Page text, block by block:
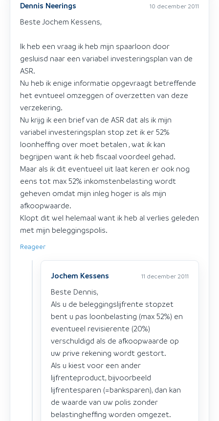
Dennis Neerings 10 december 2011
Beste Jochem Kessens,
Ik heb een vraag ik heb mijn spaarloon door
gesluisd naar een variabel investeringsplan van de
ASR.
Nu heb ik enige informatie opgevraagt betreffende
het evntueel omzeggen of overzetten van deze
verzekering.
Nu krijg ik een brief van de ASR dat als ik mijn
variabel investeringsplan stop zet ik er 52%
loonheffing over moet betalen , wat ik kan
begrijpen want ik heb fiscaal voordeel gehad.
Maar als ik dit eventueel uit laat keren er ook nog
eens tot max 52% inkomstenbelasting wordt
geheven omdat mijn inleg hoger is als mijn
afkoopwaarde.
Klopt dit wel helemaal want ik heb al verlies geleden
met mijn beleggingspolis.
Reageer
Jochem Kessens 11 december 2011
Beste Dennis,
Als u de beleggingslijfrente stopzet
bent u pas loonbelasting (max 52%) en
eventueel revisierente (20%)
verschuldigd als de afkoopwaarde op
uw prive rekening wordt gestort.
Als u kiest voor een ander
lijfrenteproduct, bijvoorbeeld
lijfrentesparen (=banksparen), dan kan
de waarde van uw polis zonder
belastingheffing worden omgezet.